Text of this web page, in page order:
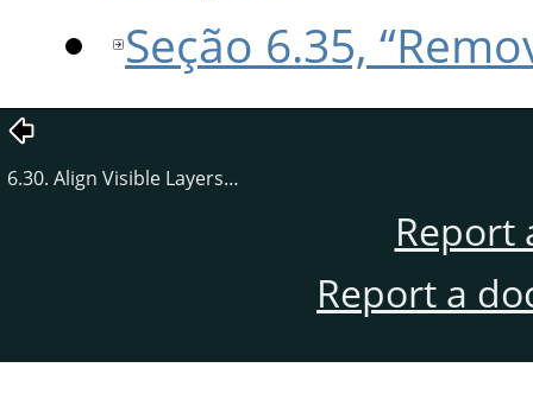
Seção 6.35,
6.30. Align Visible Layers…
Report
Report a